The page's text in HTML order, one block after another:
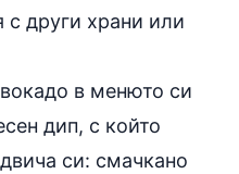
с други храни или
в менюто си
дип, с който
си: смачкано